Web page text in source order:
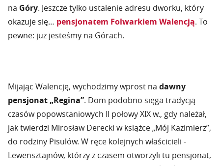
na Góry. Jeszcze tylko ustalenie adresu dworku, który
okazuje się… pensjonatem Folwarkiem Walencją. To
pewne: już jesteśmy na Górach.
Mijając Walencję, wychodzimy wprost na dawny
pensjonat „Regina”. Dom podobno sięga tradycją
czasów popowstaniowych II połowy XIX w., gdy należał,
jak twierdzi Mirosław Derecki w książce „Mój Kazimierz”,
do rodziny Pisulów. W ręce kolejnych właścicieli -
Lewensztajnów, którzy z czasem otworzyli tu pensjonat,